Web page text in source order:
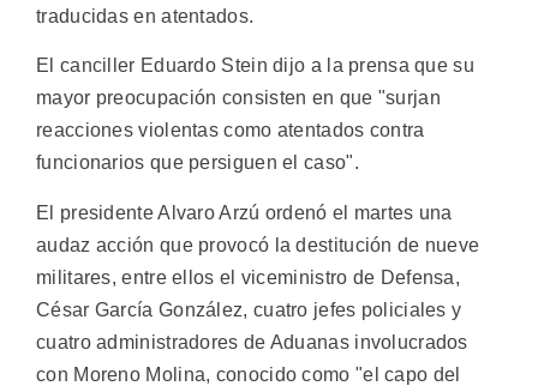
traducidas en atentados.
El canciller Eduardo Stein dijo a la prensa que su
mayor preocupación consisten en que "surjan
reacciones violentas como atentados contra
funcionarios que persiguen el caso".
El presidente Alvaro Arzú ordenó el martes una
audaz acción que provocó la destitución de nueve
militares, entre ellos el viceministro de Defensa,
César García González, cuatro jefes policiales y
cuatro administradores de Aduanas involucrados
con Moreno Molina, conocido como "el capo del